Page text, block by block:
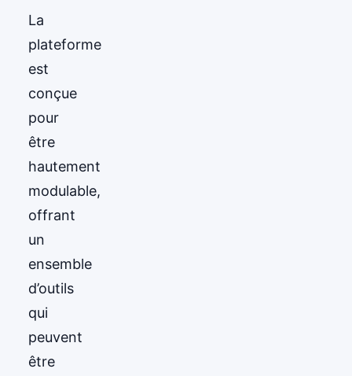
La
plateforme
est
conçue
pour
être
hautement
modulable,
offrant
un
ensemble
d’outils
qui
peuvent
être